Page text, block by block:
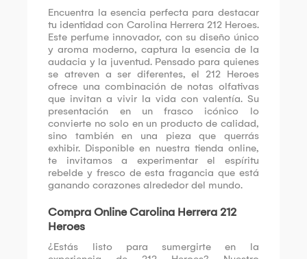
Encuentra la esencia perfecta para destacar
tu identidad con Carolina Herrera 212 Heroes.
Este perfume innovador, con su diseño único
y aroma moderno, captura la esencia de la
audacia y la juventud. Pensado para quienes
se atreven a ser diferentes, el 212 Heroes
ofrece una combinación de notas olfativas
que invitan a vivir la vida con valentía. Su
presentación en un frasco icónico lo
convierte no solo en un producto de calidad,
sino también en una pieza que querrás
exhibir. Disponible en nuestra tienda online,
te invitamos a experimentar el espíritu
rebelde y fresco de esta fragancia que está
ganando corazones alrededor del mundo.
Compra Online Carolina Herrera 212
Heroes
¿Estás listo para sumergirte en la